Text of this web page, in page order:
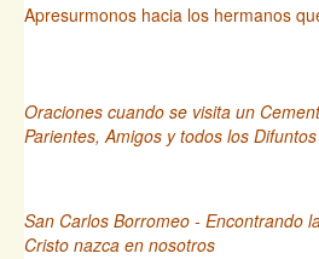
Apresurmonos hacia los hermanos
Oraciones cuando se visita un
Parientes, Amigos y todos los Difuntos
San Carlos Borromeo - Encontrando
Cristo nazca en nosotros